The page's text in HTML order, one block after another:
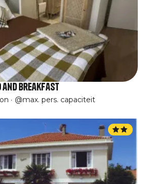
and breakfast
@max. pers. capaciteit